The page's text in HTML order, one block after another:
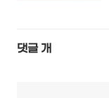
댓글 개